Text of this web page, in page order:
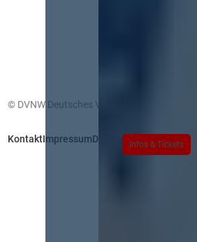
Infos & Tickets
© DVNW Deutsches Vergabenetzwerk GmbH
KontaktImpressumDatenschutz